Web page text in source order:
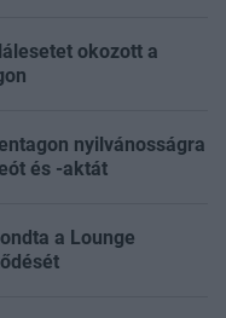
okozott a
nyilvánosságra
és -aktát
a Lounge